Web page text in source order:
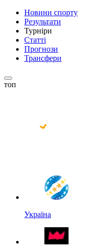
Новини спорту
Результати
Турніри
Статті
Прогнози
Трансфери
топ
Україна